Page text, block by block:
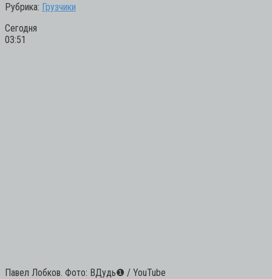
Рубрика: Грузчики
Сегодня
03:51
Павел Лобков. Фото: ВДудь❶ / YouTube